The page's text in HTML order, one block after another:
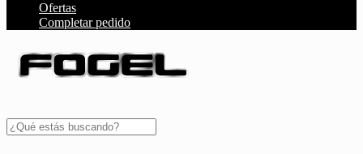
Ofertas
Completar pedido